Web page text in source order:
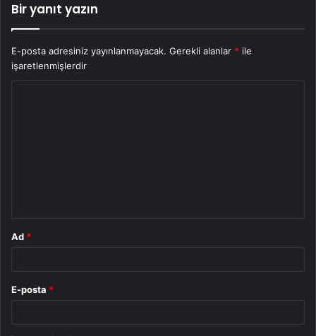
Bir yanıt yazın
E-posta adresiniz yayınlanmayacak. Gerekli alanlar * ile
işaretlenmişlerdir
Ad *
E-posta *